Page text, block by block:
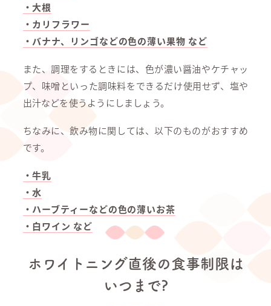
・大根
・カリフラワー
・バナナ、リンゴなどの色の薄い果物 など
また、調理をするときには、色が濃い醤油やケチャッ
プ、味噌といった調味料をできるだけ使用せず、塩や
出汁などを使うようにしましょう。
ちなみに、飲み物に関しては、以下のものがおすすめ
です。
・牛乳
・水
・ハーブティーなどの色の薄いお茶
・白ワイン など
ホワイトニング直後の食事制限は
いつまで?